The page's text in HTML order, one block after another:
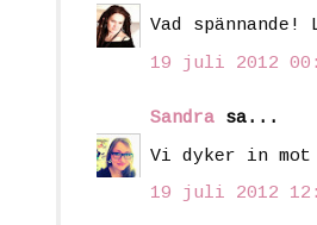
Vad
19 juli 2012
Sandra sa...
Vi dyker in
19 juli 2012